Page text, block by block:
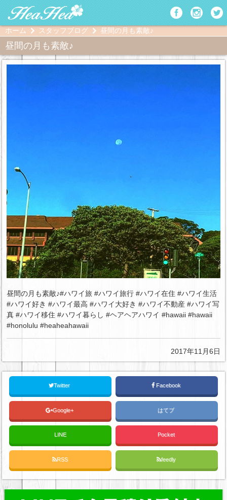
ホーム スタッフブログ 昼間の月も素敵♪
昼間の月も素敵♪
昼間の月も素敵♪#ハワイ旅 #ハワイ旅行 #ハワイ在住 #ハワイ生活
#ハワイ好き #ハワイ最高 #ハワイ大好き #ハワイ不動産 #ハワイ写
真 #ハワイ移住 #ハワイ暮らし #ヘアヘアハワイ #hawaii #hawaii
#honolulu #heaheahawaii
2017年11月6日
Twitter Facebook
Google+ はてブ
LINE Pocket
RSS feedly